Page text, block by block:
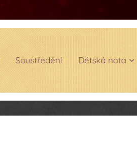
Soustředění Dětská nota